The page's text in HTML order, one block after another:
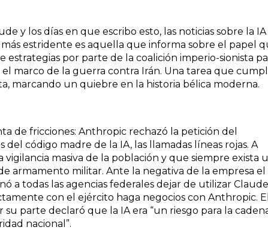
y los días en que escribo esto, las noticias sobre la
estridente es aquella que informa sobre el papel
estrategias por parte de la coalición imperio-sionista
marco de la guerra contra Irán. Una tarea que
marcando un quiebre en la historia bélica moderna.
de fricciones: Anthropic rechazó la petición del
código madre de la IA, las llamadas líneas rojas. A
masiva de la población y que siempre exista
armamento militar. Ante la negativa de la empresa el
a todas las agencias federales dejar de utilizar
con el ejército haga negocios con Anthropic. El
parte declaró que la IA era “un riesgo para la
nacional”.